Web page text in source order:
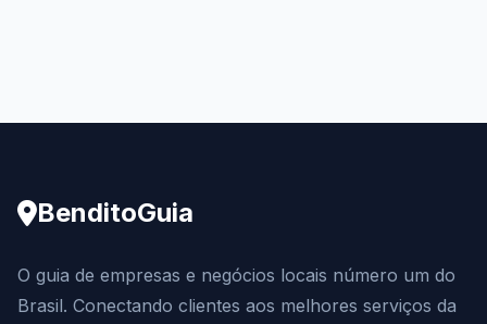
BenditoGuia
O guia de empresas e negócios locais número um do
Brasil. Conectando clientes aos melhores serviços da